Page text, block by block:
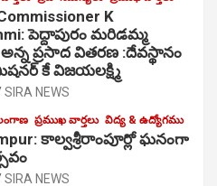
K
పెద్దాపురం మరిడమ్మ
ప్రసాద వితరణ :దేవస్థానం
కే విజయలక్ష్మి
SIRA NEWS
ప్రముఖ వార్తలు విద్య & ఉద్యోగము
కాల్వశ్రీరాంపూర్లో ఘనంగా
SIRA NEWS